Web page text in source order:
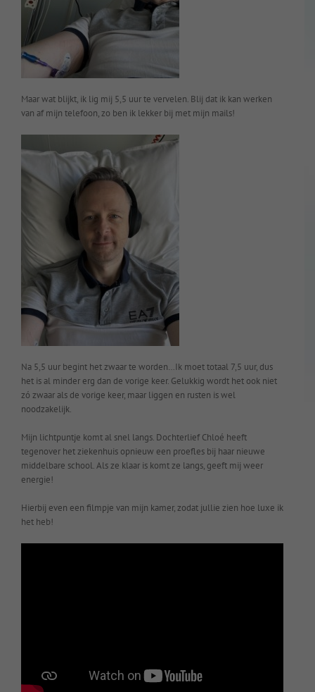
Maar wat blijkt, ik lig mij 5,5 uur te vervelen. Blij dat ik kan werken
van af mijn telefoon, zo ben ik lekker bij met mijn mails!
Na 5,5 uur begint het zwaar te worden…Ik moet totaal 7,5 uur, dus
het is al minder erg dan de vorige keer. Gelukkig wordt het ook niet
zó zwaar als de vorige keer, maar liggen en rusten is wel
noodzakelijk.
Mijn lichtpuntje komt al snel langs. Dochterlief Chloé heeft
tegenover het ziekenhuis opnieuw een proefles bij haar nieuwe
middelbare school. Als ze klaar is komt ze langs, geeft mij weer
energie!
Hierbij even een filmpje van mijn kamer, zodat jullie zien hoe luxe ik
het heb!